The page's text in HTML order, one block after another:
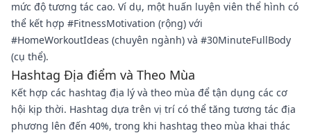
mức độ tương tác cao. Ví dụ, một huấn luyện viên thể hình có
thể kết hợp #FitnessMotivation (rộng) với
#HomeWorkoutIdeas (chuyên ngành) và #30MinuteFullBody
(cụ thể).
Hashtag Địa điểm và Theo Mùa
Kết hợp các hashtag địa lý và theo mùa để tận dụng các cơ
hội kịp thời. Hashtag dựa trên vị trí có thể tăng tương tác địa
phương lên đến 40%, trong khi hashtag theo mùa khai thác